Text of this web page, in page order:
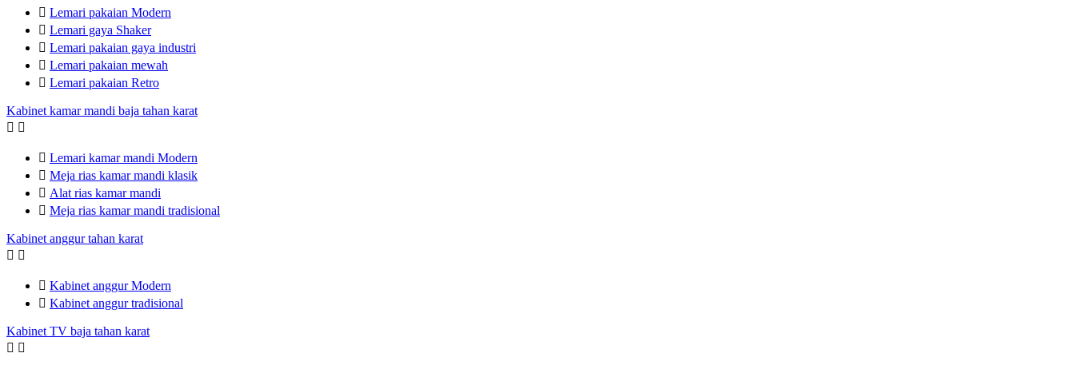
 Lemari pakaian Modern
 Lemari gaya Shaker
 Lemari pakaian gaya industri
 Lemari pakaian mewah
 Lemari pakaian Retro
Kabinet kamar mandi baja tahan karat
 
 Lemari kamar mandi Modern
 Meja rias kamar mandi klasik
 Alat rias kamar mandi
 Meja rias kamar mandi tradisional
Kabinet anggur tahan karat
 
 Kabinet anggur Modern
 Kabinet anggur tradisional
Kabinet TV baja tahan karat
 